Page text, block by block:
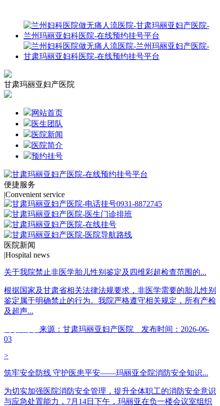
甘肃玛丽亚妇产医院
网站首页
医生团队
医院新闻
医院简介
预约挂号
便捷服务
|Convenient service
医院新闻
|Hospital news
关于我院禁止非医学胎儿性别鉴定及四维彩超检查范围的...
根据国家及甘肃省相关法律法规要求，非医学需要的胎儿性别
鉴定属于明确禁止的行为。我院严格遵守相关规定，所有产检
及超声...
来源：甘肃玛丽亚妇产医院 发布时间：2026-06-
03
>
筑牢安全防线 守护医患平安——玛丽亚全院消防安全知识...
为切实加强医院消防安全管理，提升全体职工的消防安全意识
与应急处置能力，7月14日下午，玛丽亚在负一楼会议室组织